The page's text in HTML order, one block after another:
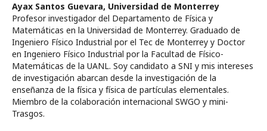
Ayax Santos Guevara, Universidad de Monterrey
Profesor investigador del Departamento de Física y
Matemáticas en la Universidad de Monterrey. Graduado de
Ingeniero Físico Industrial por el Tec de Monterrey y Doctor
en Ingeniero Físico Industrial por la Facultad de Físico-
Matemáticas de la UANL. Soy candidato a SNI y mis intereses
de investigación abarcan desde la investigación de la
enseñanza de la física y física de partículas elementales.
Miembro de la colaboración internacional SWGO y mini-
Trasgos.